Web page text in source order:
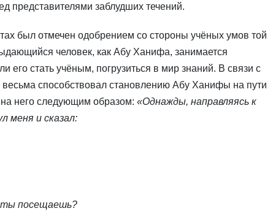
представителями заблудших течений.
был отмечен одобрением со стороны учёных умов той
человек, как Абу Ханифа, занимается
его стать учёным, погрузиться в мир знаний. В связи с
способствовал становлению Абу Ханифы на пути
него следующим образом: «Однажды, направляясь к
меня и сказал:
ты посещаешь?